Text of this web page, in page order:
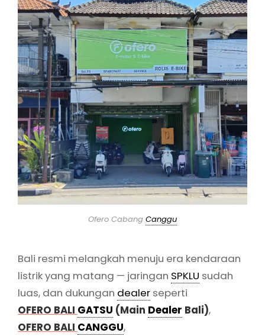
Ofero Cabang Canggu
Bali resmi melangkah menuju era kendaraan
listrik yang matang — jaringan SPKLU sudah
luas, dan dukungan dealer seperti
OFERO BALI GATSU (Main Dealer Bali),
OFERO BALI CANGGU,